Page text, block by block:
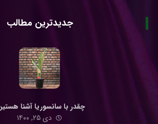
جدیدترین مطالب
چقدر با سانسوریا آشنا
دی ۲۵, ۱۴۰۰